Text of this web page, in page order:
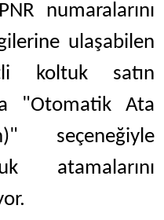
numaralarını
ulaşabilen
koltuk satın
"Otomatik Ata
seçeneğiyle
atamalarını